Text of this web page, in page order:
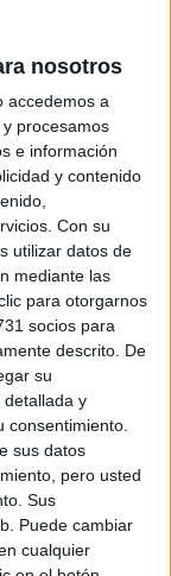
nosotros
accedemos a
procesamos
e información
y contenido
Con su
utilizar datos de
mediante las
para otorgarnos
socios para
descrito. De
su
y
sus datos
pero usted
Sus
Puede cambiar
cualquier
una nota